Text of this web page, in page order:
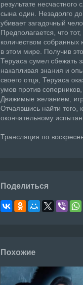
результате
сына один. Незадолго
убивает загадочный
Предполагается, что
количеством собранных
в этом мире. Получив
Теруаса сумел сбежать
накапливая знания и
своего отца, Теруаса
умов против
Движимые желанием,
Отчаявшись найти того,
окончательному
Трансляция по
Поделиться
Похожие